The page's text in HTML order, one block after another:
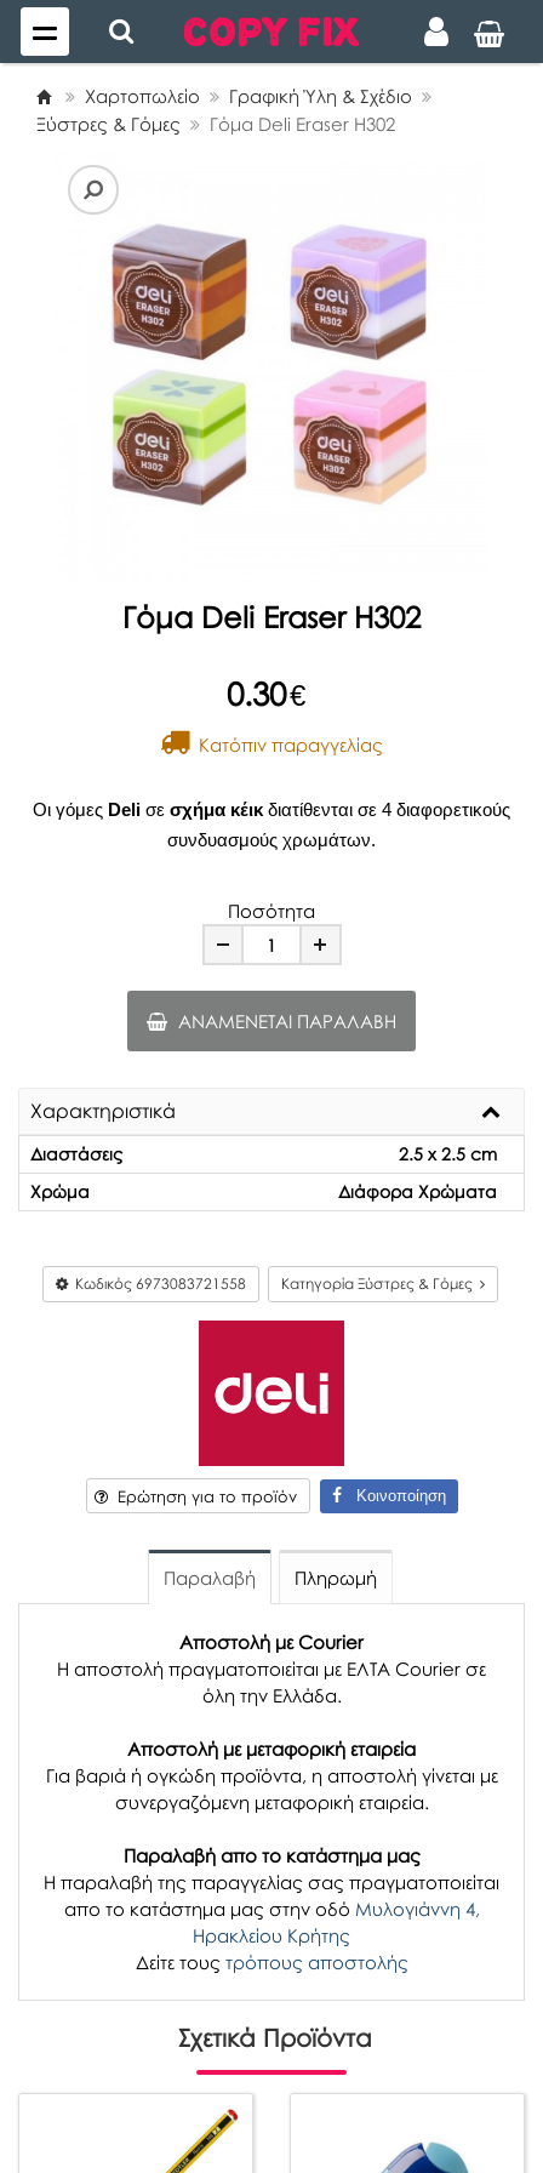
Χαρτοπωλείο
Γραφική Ύλη & Σχέδιο
Ξύστρες & Γόμες
Γόμα Deli Eraser H302
Γόμα Deli Eraser H302
0.30€
Kατόπιν παραγγελίας
Οι γόμες Deli σε σχήμα κέικ διατίθενται σε 4 διαφορετικούς
συνδυασμούς χρωμάτων.
Ποσότητα
Minus Plus
ΑΝΑΜΈΝΕΤΑΙ ΠΑΡΑΛΑΒΉ
Χαρακτηριστικά
Διαστάσεις
2.5 x 2.5 cm
Χρώμα
Διάφορα Χρώματα
Κωδικός 6973083721558 Κατηγορία Ξύστρες & Γόμες
Ερώτηση για το προϊόν Κοινοποίηση
Παραλαβή Πληρωμή
Αποστολή με Courier
Η αποστολή πραγματοποιείται με ΕΛΤΑ Courier σε
όλη την Ελλάδα.
Αποστολή με μεταφορική εταιρεία
Για βαριά ή ογκώδη προϊόντα, η αποστολή γίνεται με
συνεργαζόμενη μεταφορική εταιρεία.
Παραλαβή απο το κατάστημα μας
H παραλαβή της παραγγελίας σας πραγματοποιείται
απο το κατάστημα μας στην οδό Μυλογιάννη 4,
Ηρακλείου Κρήτης
Δείτε τους τρόπους αποστολής
Σχετικά Προϊόντα